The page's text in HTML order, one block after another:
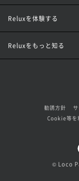
Reluxを体験する
Reluxをもっと知る
勧誘方針
Cookie等を
© Loco